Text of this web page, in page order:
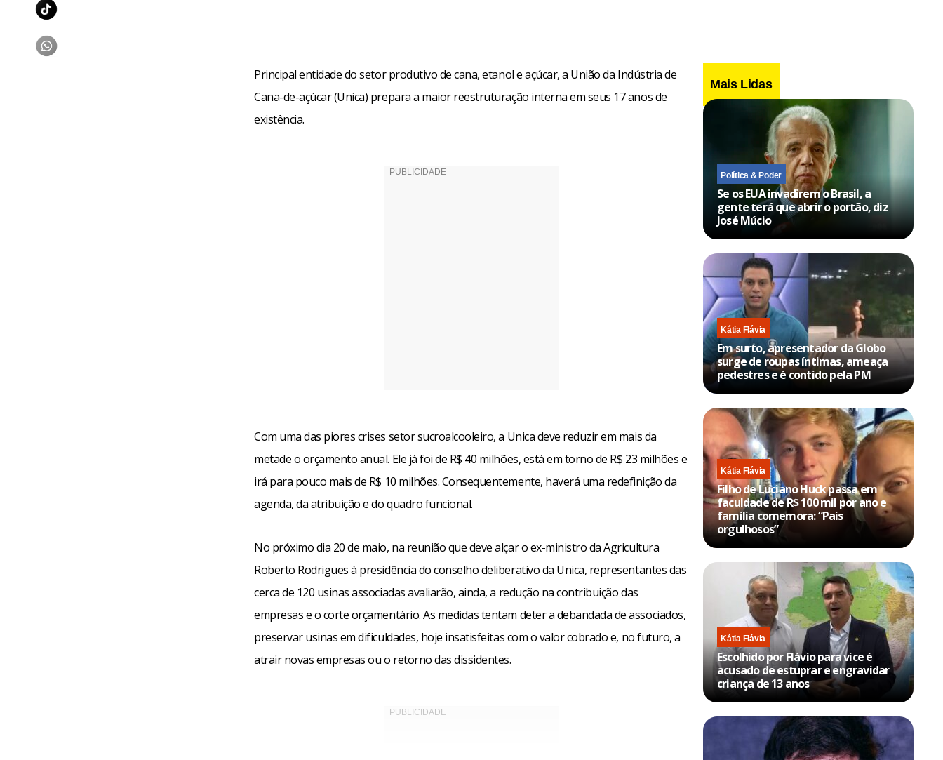
Principal entidade do setor produtivo de cana, etanol e açúcar, a União da Indústria de
Cana-de-açúcar (Unica) prepara a maior reestruturação interna em seus 17 anos de
existência.
Com uma das piores crises setor sucroalcooleiro, a Unica deve reduzir em mais da
metade o orçamento anual. Ele já foi de R$ 40 milhões, está em torno de R$ 23 milhões e
irá para pouco mais de R$ 10 milhões. Consequentemente, haverá uma redefinição da
agenda, da atribuição e do quadro funcional.
No próximo dia 20 de maio, na reunião que deve alçar o ex-ministro da Agricultura
Roberto Rodrigues à presidência do conselho deliberativo da Unica, representantes das
cerca de 120 usinas associadas avaliarão, ainda, a redução na contribuição das
empresas e o corte orçamentário. As medidas tentam deter a debandada de associados,
preservar usinas em dificuldades, hoje insatisfeitas com o valor cobrado e, no futuro, a
atrair novas empresas ou o retorno das dissidentes.
Mais Lidas
Política & Poder
Se os EUA invadirem o Brasil, a
gente terá que abrir o portão, diz
José Múcio
Kátia Flávia
Em surto, apresentador da Globo
surge de roupas íntimas, ameaça
pedestres e é contido pela PM
Kátia Flávia
Filho de Luciano Huck passa em
faculdade de R$ 100 mil por ano e
família comemora: “Pais
orgulhosos”
Kátia Flávia
Escolhido por Flávio para vice é
acusado de estuprar e engravidar
criança de 13 anos